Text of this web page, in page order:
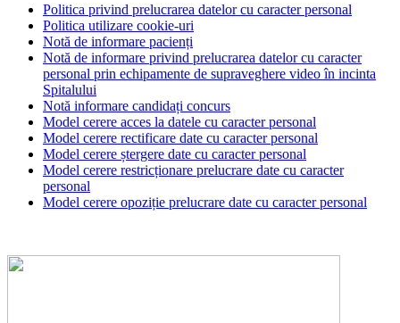
Politica privind prelucrarea datelor cu caracter personal
Politica utilizare cookie-uri
Notă de informare pacienți
Notă de informare privind prelucrarea datelor cu caracter
personal prin echipamente de supraveghere video în incinta
Spitalului
Notă informare candidați concurs
Model cerere acces la datele cu caracter personal
Model cerere rectificare date cu caracter personal
Model cerere ștergere date cu caracter personal
Model cerere restricționare prelucrare date cu caracter
personal
Model cerere opoziție prelucrare date cu caracter personal